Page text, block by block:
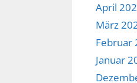
April
März
Februar
Januar